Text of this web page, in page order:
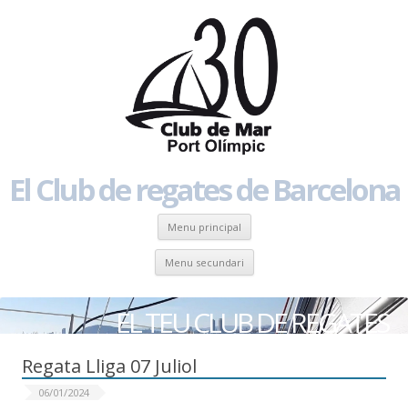
El Club de regates de Barcelona
Menu principal Skip to content
Menu secundari Skip to content
EL TEU CLUB DE REGATES
Regata Lliga 07 Juliol
06/01/2024